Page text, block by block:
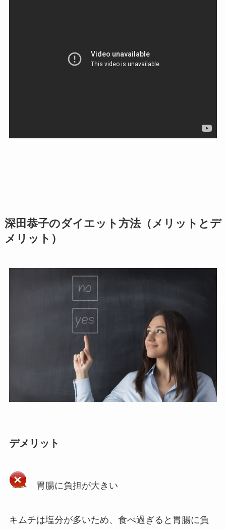
深田恭子のダイエット方法（メリットとデ
メリット）
デメリット
胃腸に負担が大きい
キムチは塩分が多いため、食べ過ぎると胃腸に負